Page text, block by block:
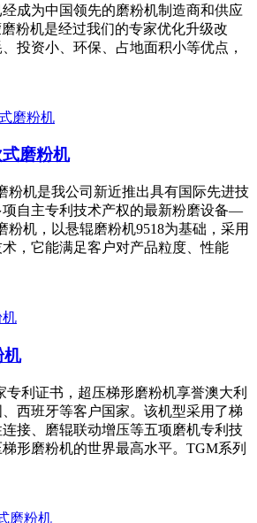
成为中国领先的磨粉机制造商和供应
粉机是经过我们的专家优化升级改
投资小、环保、占地面积小等优点，
磨粉机
粉机是我公司新近推出具有国际先进技
自主专利技术产权的最新粉磨设备—
粉机，以悬辊磨粉机9518为基础，采用
，它能满足客户对产品粒度、性能
机
专利证书，超压梯形磨粉机享誉澳大利
西班牙等客户国家。该机型采用了梯
接、磨辊联动增压等五项磨机专利技
形磨粉机的世界最高水平。TGM系列